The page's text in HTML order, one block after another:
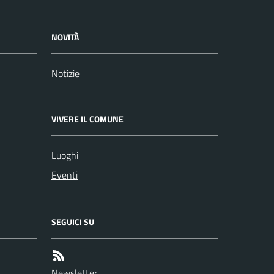
NOVITÀ
Notizie
VIVERE IL COMUNE
Luoghi
Eventi
SEGUICI SU